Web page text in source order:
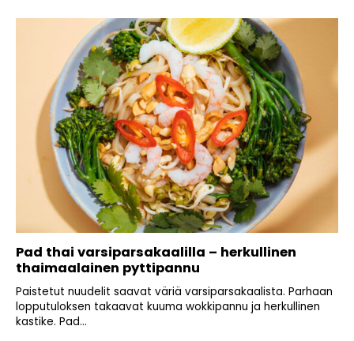
Pad thai varsiparsakaalilla – herkullinen
thaimaalainen pyttipannu
Paistetut nuudelit saavat väriä varsiparsakaalista. Parhaan
lopputuloksen takaavat kuuma wokkipannu ja herkullinen
kastike. Pad...